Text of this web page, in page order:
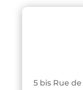
5 bis Rue